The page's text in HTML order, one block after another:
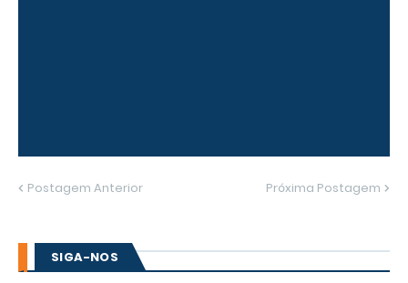
Postagem Anterior Próxima Postagem
SIGA-NOS